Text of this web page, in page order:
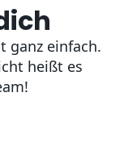
ganz einfach.
heißt es